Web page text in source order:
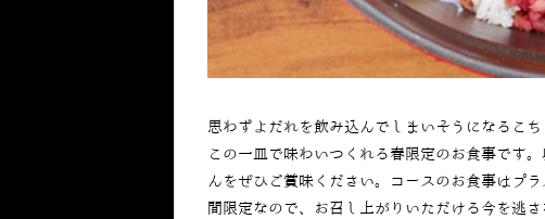
思わずよだれを飲み込んでしまいそうになるこ
この一皿で味わいつくれる春限定のお食事です
んをぜひご賞味ください。コースのお食事はプ
間限定なので、お召し上がりいただける今を逃さ